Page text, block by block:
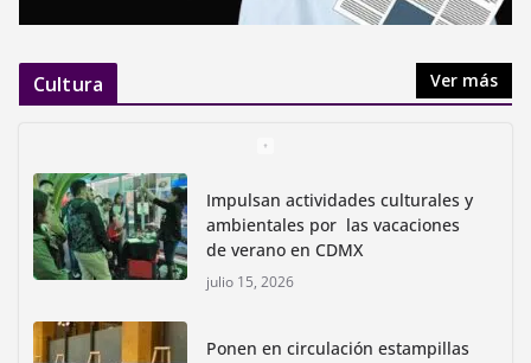
Cultura Ver más
Impulsan actividades culturales y
ambientales por las vacaciones
de verano en CDMX
julio 15, 2026
Ponen en circulación estampillas